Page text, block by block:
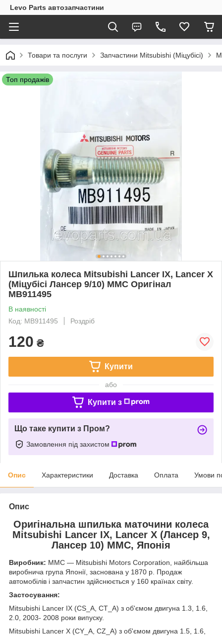
Levo Parts автозапчастини
Товари та послуги Запчастини Mitsubishi (Міцубісі)
Топ продажів
Шпилька колеса Mitsubishi Lancer IX, Lancer X
(Міцубісі Лансер 9/10) MMC Оригінал
MB911495
В наявності
Код: MB911495
Роздріб
120 ₴
Купити
або
Купити з
Що таке купити з Пром?
Замовлення під захистом
Опис Характеристики Доставка Оплата Умови
Опис
Оригінальна шпилька маточини колеса
Mitsubishi Lancer IX, Lancer X (Лансер 9,
Лансер 10) MMC, Японія
Виробник: MMC — Mitsubishi Motors Corporation, найбільша
виробнича група Японії, заснована у 1870 р. Продаж
автомобілів і запчастин здійснюється у 160 країнах світу.
Застосування:
Mitsubishi Lancer IX (CS_A, CT_A) з об'ємом двигуна 1.3, 1.6,
2.0, 2003- 2008 роки випуску.
Mitsubishi Lancer X (CY_A, CZ_A) з об'ємом двигуна 1.5, 1.6,